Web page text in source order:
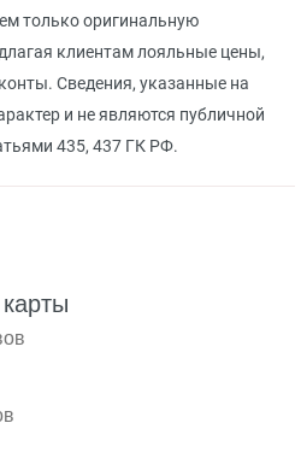
только оригинальную
клиентам лояльные цены,
Сведения, указанные на
и не являются публичной
435, 437 ГК РФ.